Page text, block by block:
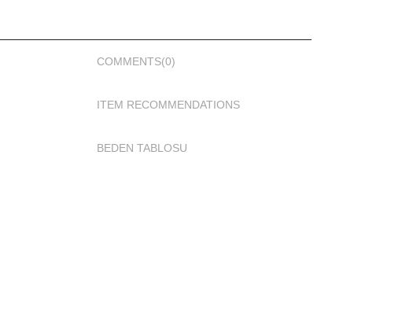
COMMENTS(0)
ITEM RECOMMENDATIONS
BEDEN TABLOSU